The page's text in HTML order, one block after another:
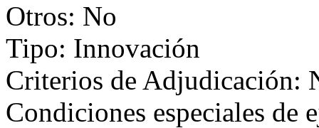
Otros: No
Tipo: Innovación
Criterios de Adjudicación:
Condiciones especiales de